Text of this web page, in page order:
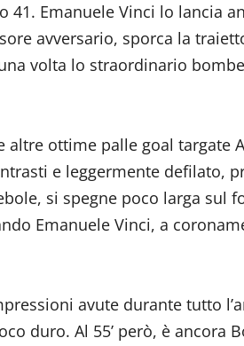
41. Emanuele Vinci lo lancia
avversario, sporca la
volta lo straordinario
ottime palle goal targate
e leggermente defilato,
si spegne poco larga sul
Emanuele Vinci, a
avute durante tutto
duro. Al 55’ però, è ancora